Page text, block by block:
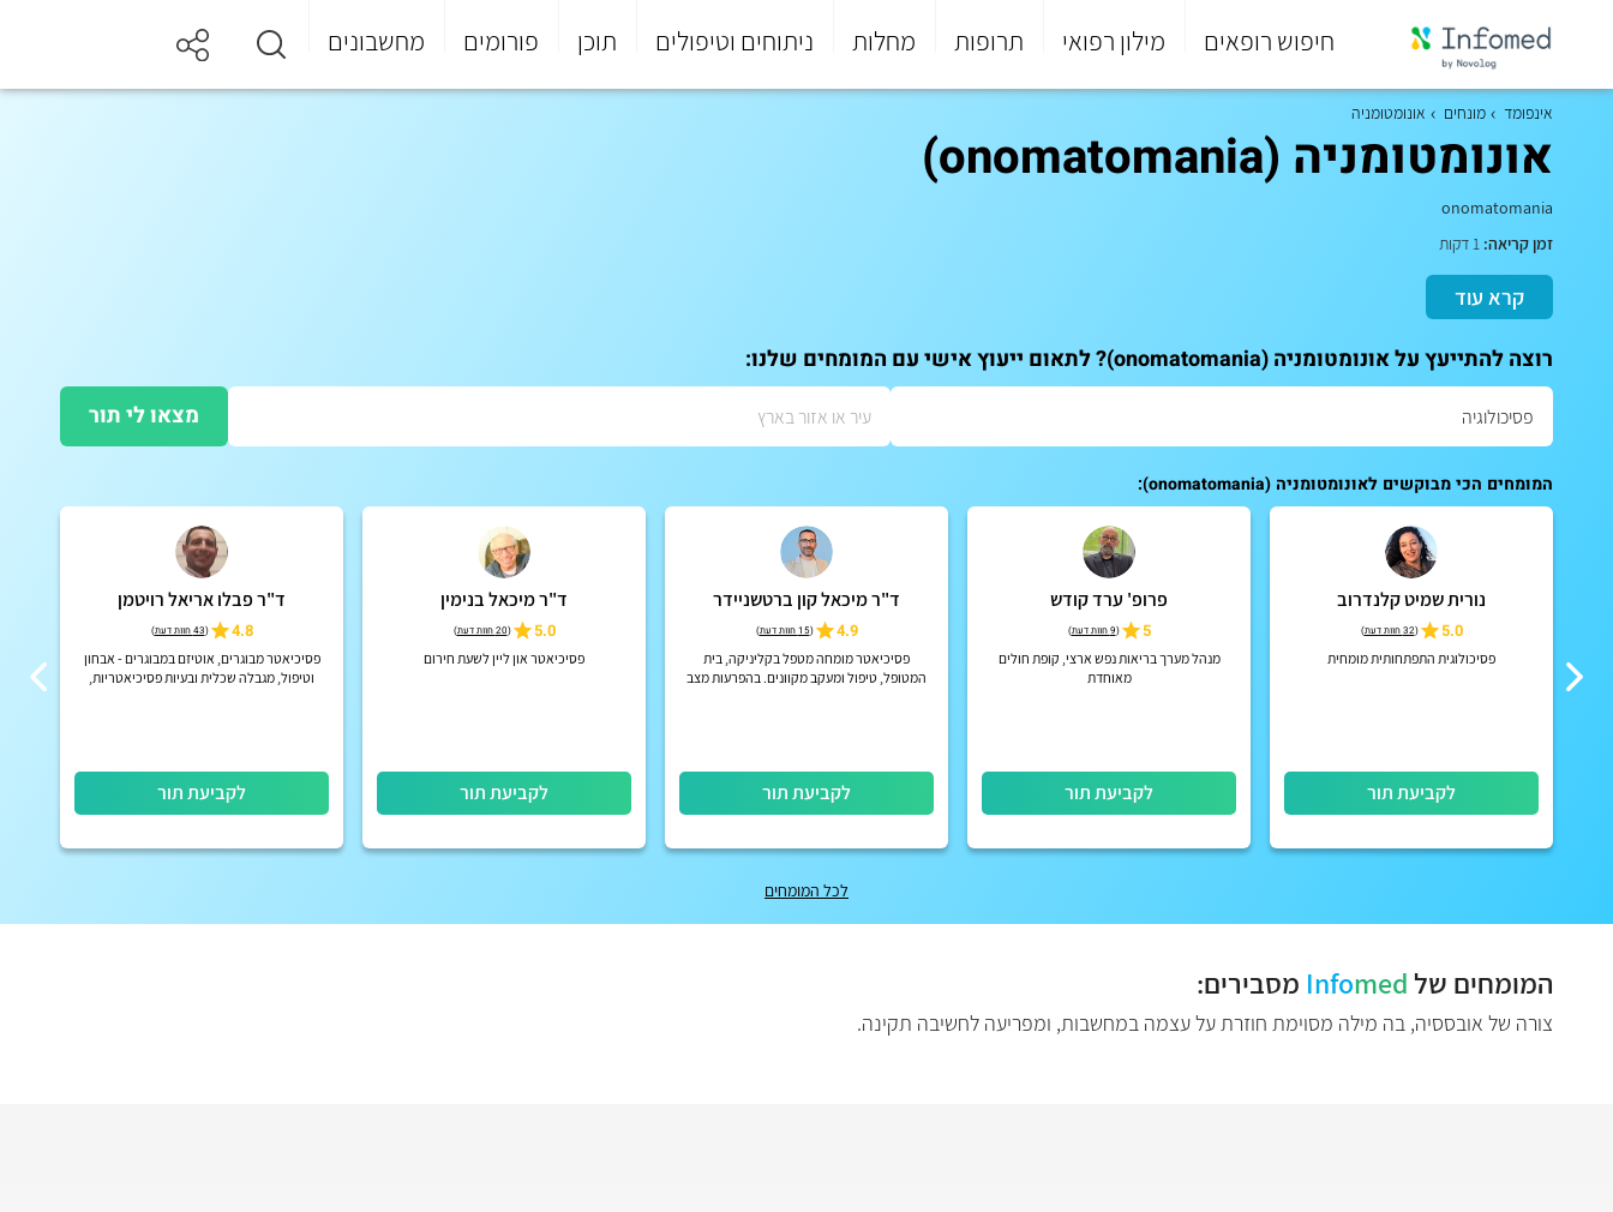
חיפוש רופאים מילון רפואי תרופות מחלות ניתוחים וטיפולים תוכן פורומים מחשבונים
סוף
התפריט
אינפומד מונחים אונומטומניה
אונומטומניה (onomatomania)
onomatomania
זמן קריאה:
קרא עוד
רוצה להתייעץ על אונומטומניה (onomatomania)? לתאום ייעוץ אישי עם המומחים שלנו:
מצאו לי תור
המומחים הכי מבוקשים לאונומטומניה (onomatomania):
נורית שמיט קלנדרוב
5.0
(32 חוות דעת )
פסיכולוגית התפתחותית מומחית
לקביעת תור
פרופ' ערד קודש
5
(9 חוות דעת )
מנהל מערך בריאות נפש ארצי, קופת חולים
מאוחדת
לקביעת תור
ד"ר מיכאל קון ברטשניידר
4.9
(15 חוות דעת )
פסיכיאטר מומחה מטפל בקליניקה, בית
המטופל, טיפול ומעקב מקוונים. בהפרעות מצב
לקביעת תור
ד"ר מיכאל בנימין
5.0
(20 חוות דעת )
פסיכיאטר און ליין לשעת חירום
לקביעת תור
ד"ר פבלו אריאל רויטמן
4.8
(43 חוות דעת )
פסיכיאטר מבוגרים, אוטיזם במבוגרים - אבחון
וטיפול, מגבלה שכלית ובעיות פסיכיאטריות,
לקביעת תור
לכל המומחים
המומחים של Infomed מסבירים:
צורה של אובססיה, בה מילה מסוימת חוזרת על עצמה במחשבות, ומפריעה לחשיבה תקינה.